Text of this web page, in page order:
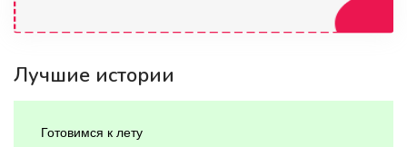
Лучшие истории
Готовимся к лету